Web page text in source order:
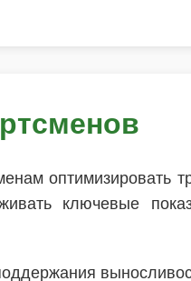
оптимизировать
ключевые